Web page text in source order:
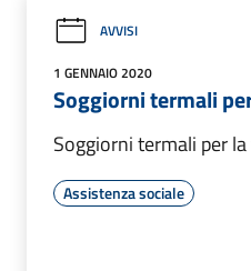
AVVISI
1 GENNAIO 2020
Soggiorni termali
Soggiorni termali per
Assistenza sociale